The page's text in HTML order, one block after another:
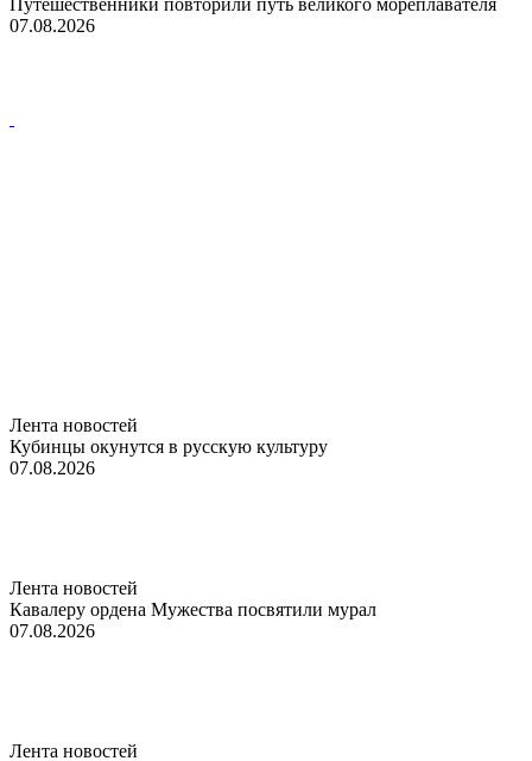
07.08.2026
Лента новостей
Кубинцы окунутся в русскую культуру
07.08.2026
Лента новостей
Кавалеру ордена Мужества посвятили мурал
07.08.2026
Лента новостей